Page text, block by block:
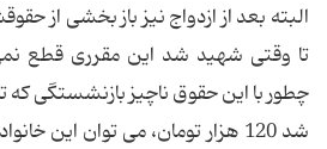
البته بعد از ازدواج نیز باز بخشی از
تا وقتی شهید شد این مقرری قطع
چطور با این حقوق ناچیز بازنشستگی
شد 120 هزار تومان، می توان این